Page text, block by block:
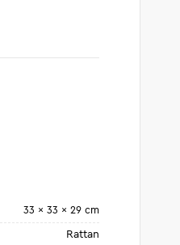
33 × 33 × 29 cm
Rattan